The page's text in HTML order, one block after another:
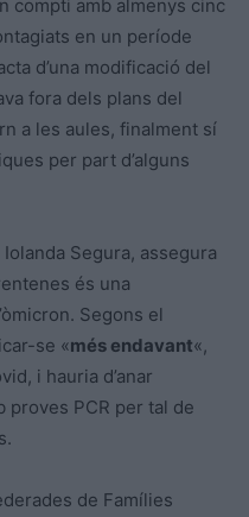
compti amb almenys cinc
en un període
d’una modificació del
fora dels plans del
a les aules, finalment sí
per part d’alguns
Segura, assegura
és una
Segons el
se «més endavant«,
i hauria d’anar
proves PCR per tal de
de Famílies